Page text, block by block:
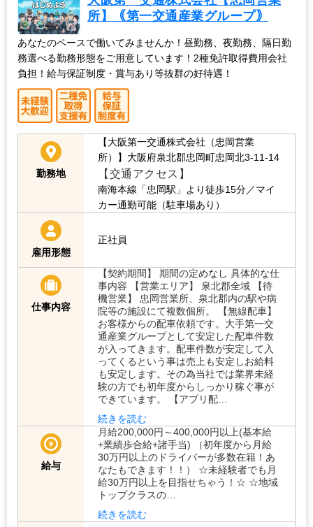
所】｟第一交通産業グループ｠
あなたのペースで働いてみませんか！昼勤務、夜勤務、隔日勤
務選べる勤務形態をご用意しています！2種免許取得費用会社
負担！給与保証制度・賞与あり等抜群の好待遇！
勤務地
【大阪第一交通株式会社（忠岡営業
所）】大阪府泉北郡忠岡町忠岡北3-11-14
【交通アクセス】
南海本線「忠岡駅」より徒歩15分／マイ
カー通勤可能（駐車場あり）
雇用形態
正社員
仕事内容
【契約期間】 期間の定めなし 具体的な仕
事内容 【営業エリア】 泉北郡全域 【待
機営業】 忠岡営業所、泉北郡内の駅や病
院等の施設にて複数個所。 【無線配車】
お客様からの配車依頼です。大手第一交
通産業グループとして安定した配車件数
が入ってきます。配車件数が安定して入
ってくるという事は売上も安定しお給料
も安定します。その為当社では業界未経
験の方でも初年度からしっかり稼ぐ事が
できています。 【アプリ配…
続きを読む
給与
月給200,000円～400,000円以上(基本給
+業績歩合給+諸手当) （初年度から月給
30万円以上のドライバーが多数在籍！あ
なたもできます！！） ☆未経験者でも月
給30万円以上を目指せちゃう！☆ ☆地域
トップクラスの…
続きを読む